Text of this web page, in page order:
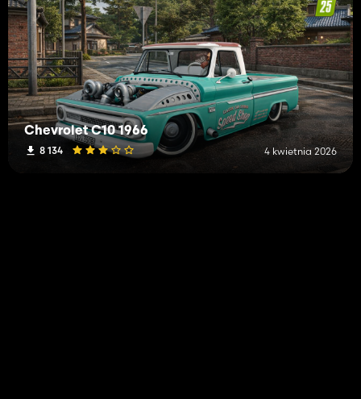
Chevrolet C10 1966
8 134 4 kwietnia 2026